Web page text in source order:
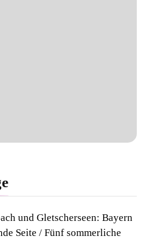
und Gletscherseen: Bayern
Seite / Fünf sommerliche